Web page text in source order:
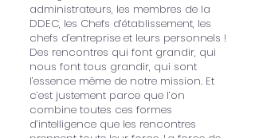
administrateurs, les membres de la
DDEC, les Chefs d’établissement, les
chefs d’entreprise et leurs personnels !
Des rencontres qui font grandir, qui
nous font tous grandir, qui sont
l’essence même de notre mission. Et
c’est justement parce que l’on
combine toutes ces formes
d’intelligence que les rencontres